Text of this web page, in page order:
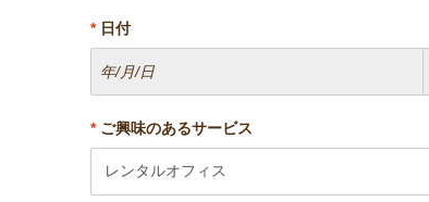
*日付
*ご興味のあるサービス